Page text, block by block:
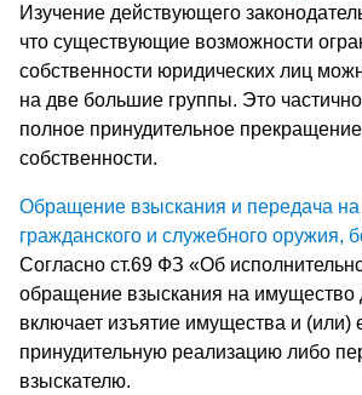
Изучение действующего
что существующие возможности
собственности юридических лиц
на две большие группы. Это
полное принудительное
собственности.
Обращение взыскания и передача
гражданского и служебного оружия,
Согласно ст.69 ФЗ «Об
обращение взыскания на имущество
включает изъятие имущества и (или)
принудительную реализацию либо
взыскателю.